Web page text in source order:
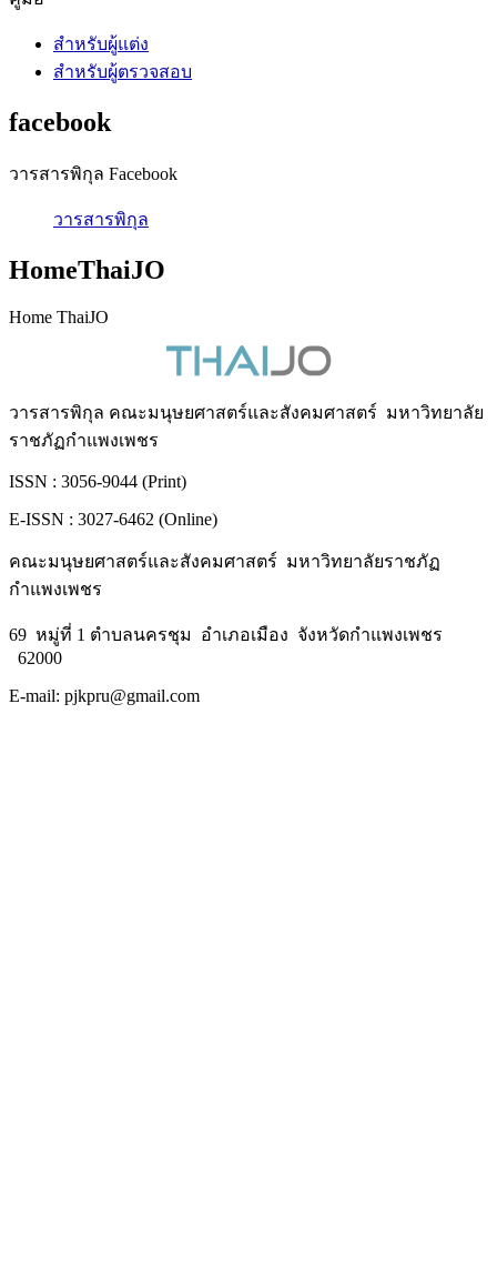
สำหรับผู้แต่ง
สำหรับผู้ตรวจสอบ
facebook
วารสารพิกุล Facebook
วารสารพิกุล
HomeThaiJO
Home ThaiJO
วารสารพิกุล คณะมนุษยศาสตร์และสังคมศาสตร์ มหาวิทยาลัย
ราชภัฏกำแพงเพชร
ISSN : 3056-9044 (Print)
E-ISSN : 3027-6462 (Online)
คณะมนุษยศาสตร์และสังคมศาสตร์ มหาวิทยาลัยราชภัฏ
กำแพงเพชร
69 หมู่ที่ 1 ตำบลนครชุม อำเภอเมือง จังหวัดกำแพงเพชร
62000
E-mail: pjkpru@gmail.com